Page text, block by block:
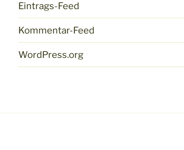
Eintrags-Feed
Kommentar-Feed
WordPress.org